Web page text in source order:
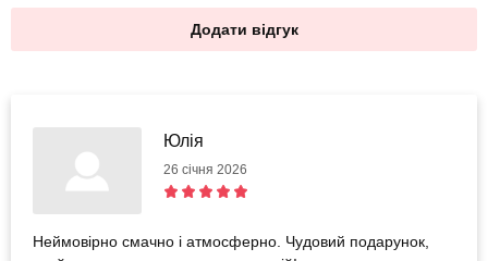
Додати відгук
Юлія
26 січня 2026
Неймовірно смачно і атмосферно. Чудовий подарунок,